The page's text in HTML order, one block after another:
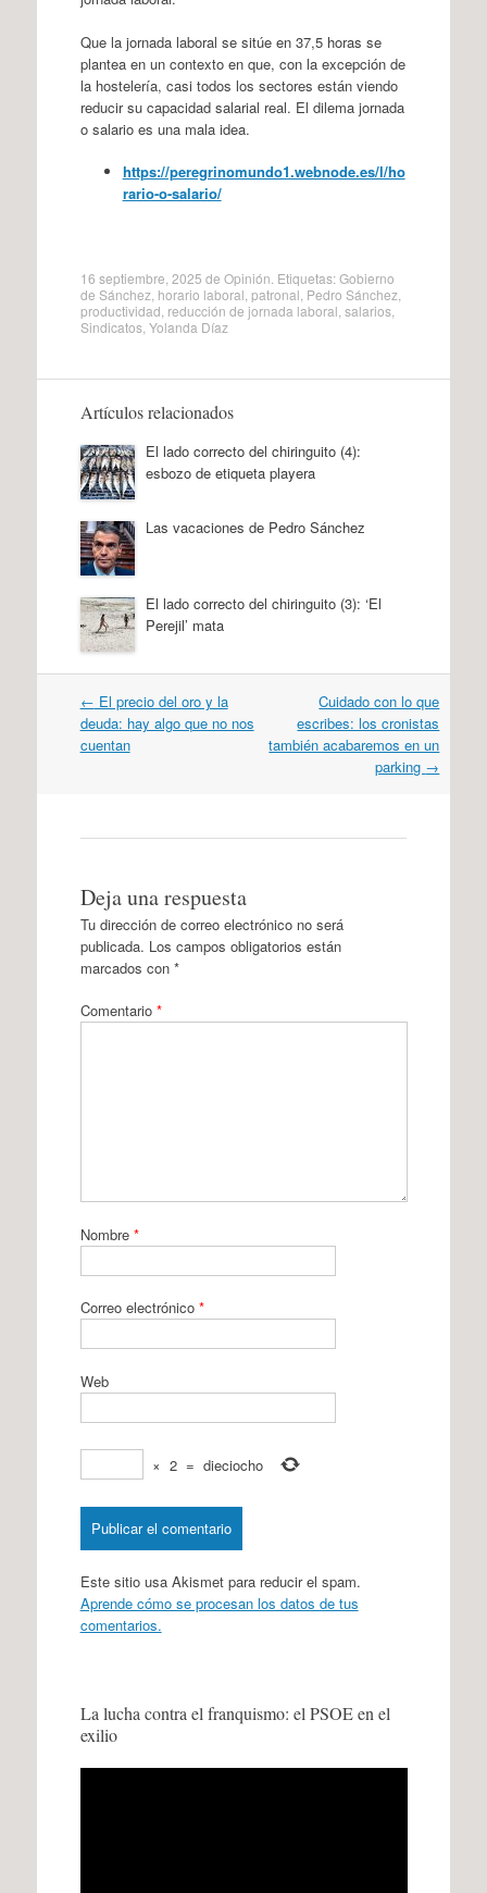
Que la jornada laboral se sitúe en 37,5 horas se
plantea en un contexto en que, con la excepción de
la hostelería, casi todos los sectores están viendo
reducir su capacidad salarial real. El dilema jornada
o salario es una mala idea.
https://peregrinomundo1.webnode.es/l/ho
rario-o-salario/
16 septiembre, 2025 de Opinión . Etiquetas:Gobierno
de Sánchez, horario laboral patronal Pedro Sánchez,
productividad reducción de jornada laboral salarios,
Sindicatos, Yolanda Díaz
Artículos relacionados
El lado correcto del chiringuito (4):
esbozo de etiqueta playera
Las vacaciones de Pedro Sánchez
El lado correcto del chiringuito (3): ‘El
Perejil’ mata
Navegación
por
artículos
← El precio del oro y la
deuda: hay algo que no nos
cuentan
Cuidado con lo que
escribes: los cronistas
también acabaremos en un
parking →
Deja una respuesta
Tu dirección de correo electrónico no será
publicada. Los campos obligatorios están
marcados con *
Comentario *
Nombre *
Correo electrónico *
Web
× 2 = dieciocho
Este sitio usa Akismet para reducir el spam.
Aprende cómo se procesan los datos de tus
comentarios.
La lucha contra el franquismo: el PSOE en el
exilio